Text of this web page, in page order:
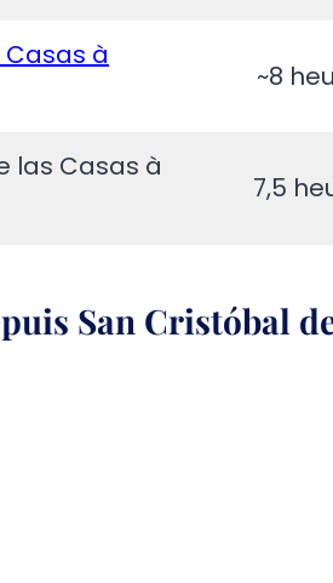
à
~8
las Casas à
7,5
San Cristóbal